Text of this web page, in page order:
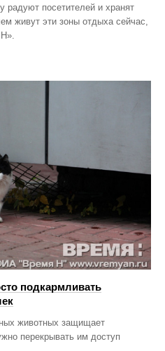
радуют посетителей и хранят
живут эти зоны отдыха сейчас,
подкармливать
животных защищает
перекрывать им доступ